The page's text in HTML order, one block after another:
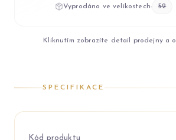
Vyprodáno ve velikostech: 52
Kliknutím zobrazíte detail prodejny a
SPECIFIKACE
Kód produktu